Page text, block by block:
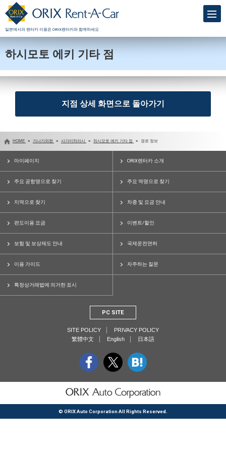
일본에서의 렌터카 이용은 ORIX렌터카와 함께하세요
하시모토 에키 기타 점
지점 상세 화면으로 돌아가기
HOME 가나가와현 사가미하라시 하시모토 에키 기타 점 경로 정보
마이페이지 ORIX렌터카 소개
주요 공항명으로 찾기 주요 역명으로 찾기
지역으로 찾기 차종 및 요금 안내
편도이용 요금 이벤트/할인
보험 및 보상제도 안내 국제운전면허
이용 가이드 자주하는 질문
특정상거래법에 의거한 표시
PC SITE
SITE POLICY
PRIVACY POLICY
繁體中文
English 日本語
© ORIX Auto Corporation All Rights Reserved.